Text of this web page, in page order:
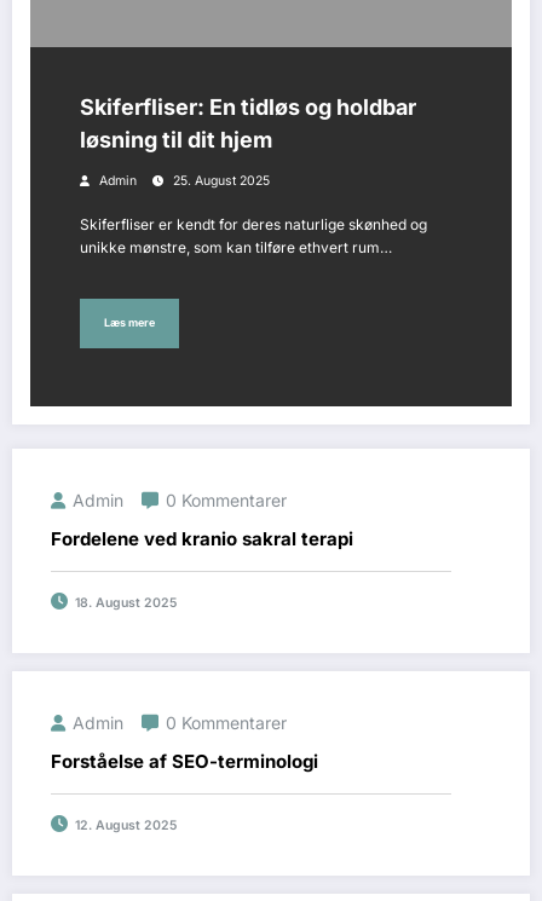
Skiferfliser: En tidløs og holdbar
løsning til dit hjem
Admin 25. August 2025
Skiferfliser er kendt for deres naturlige skønhed og
unikke mønstre, som kan tilføre ethvert rum…
Læs mere
Admin 0 Kommentarer
Fordelene ved kranio sakral terapi
18. August 2025
Admin 0 Kommentarer
Forståelse af SEO-terminologi
12. August 2025